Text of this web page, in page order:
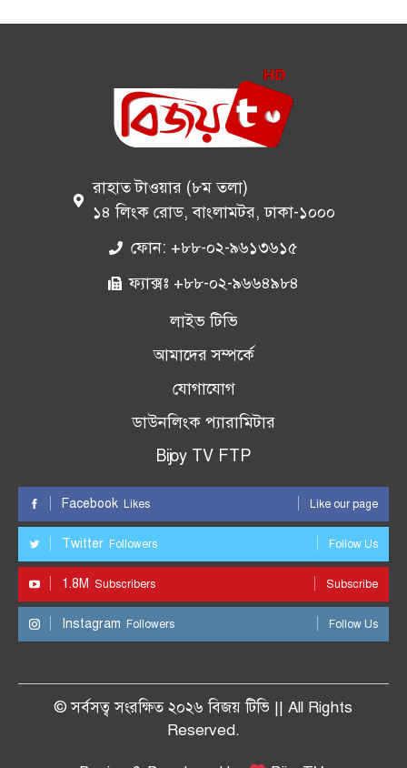
রাহাত টাওয়ার (৮ম তলা)
১৪ লিংক রোড, বাংলামটর, ঢাকা-১০০০
ফোন: +৮৮-০২-৯৬১৩৬১৫
ফ্যাক্সঃ +৮৮-০২-৯৬৬৪৯৮৪
লাইভ টিভি
আমাদের সম্পর্কে
যোগাযোগ
ডাউনলিংক প্যারামিটার
Bijoy TV FTP
Facebook Likes Like our page
Twitter Followers Follow Us
1.8M Subscribers Subscribe
Instagram Followers Follow Us
© সর্বসত্ব সংরক্ষিত ২০২৬ বিজয় টিভি || All Rights
Reserved.